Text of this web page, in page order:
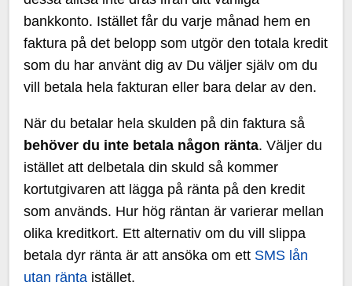
bankkonto. Istället får du varje månad hem en
faktura på det belopp som utgör den totala kredit
som du har använt dig av Du väljer själv om du
vill betala hela fakturan eller bara delar av den.
När du betalar hela skulden på din faktura så
behöver du inte betala någon ränta. Väljer du
istället att delbetala din skuld så kommer
kortutgivaren att lägga på ränta på den kredit
som används. Hur hög räntan är varierar mellan
olika kreditkort. Ett alternativ om du vill slippa
betala dyr ränta är att ansöka om ett SMS lån
utan ränta istället.